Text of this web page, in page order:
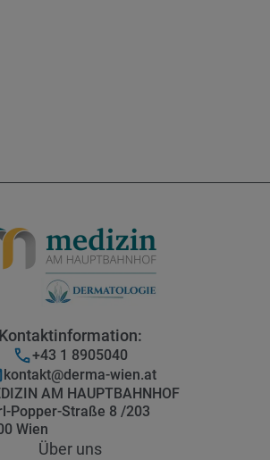
Kontaktinformation:
+43 1 8905040
kontakt@derma-wien.at
AM HAUPTBAHNHOF
Popper-Straße 8 /203
Wien
Über uns